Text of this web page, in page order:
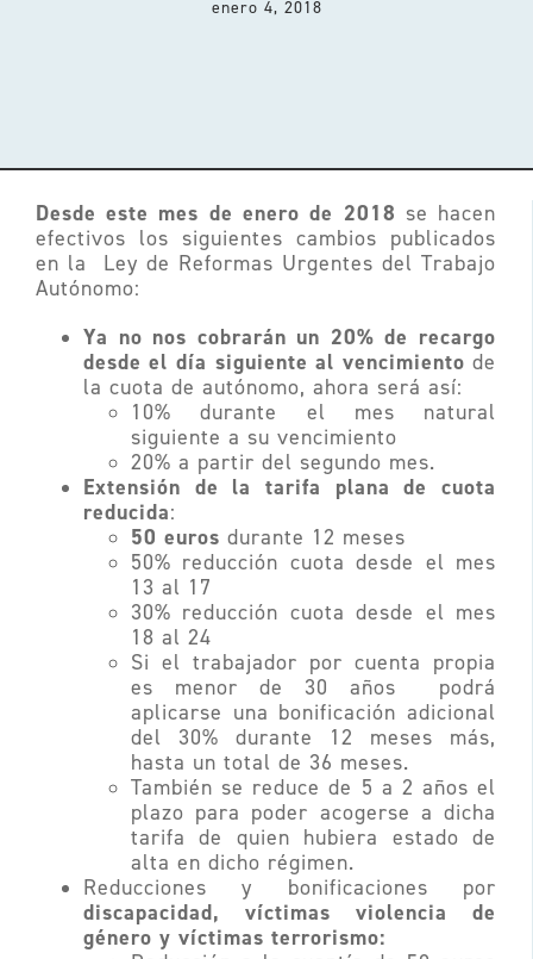
enero 4, 2018
Desde este mes de enero de 2018 se hacen
efectivos los siguientes cambios publicados
en la Ley de Reformas Urgentes del Trabajo
Autónomo:
Ya no nos cobrarán un 20% de recargo
desde el día siguiente al vencimiento de
la cuota de autónomo, ahora será así:
10% durante el mes natural
siguiente a su vencimiento
20% a partir del segundo mes.
Extensión de la tarifa plana de cuota
reducida:
50 euros durante 12 meses
50% reducción cuota desde el mes
13 al 17
30% reducción cuota desde el mes
18 al 24
Si el trabajador por cuenta propia
es menor de 30 años podrá
aplicarse una bonificación adicional
del 30% durante 12 meses más,
hasta un total de 36 meses.
También se reduce de 5 a 2 años el
plazo para poder acogerse a dicha
tarifa de quien hubiera estado de
alta en dicho régimen.
Reducciones y bonificaciones por
discapacidad, víctimas violencia de
género y víctimas terrorismo: